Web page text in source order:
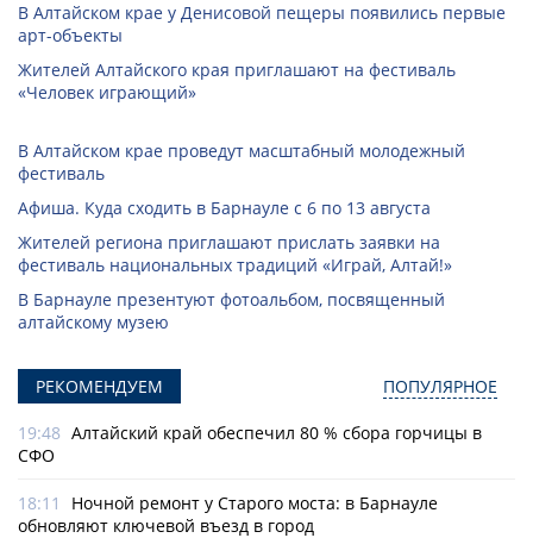
В Алтайском крае у Денисовой пещеры появились первые
арт-объекты
Жителей Алтайского края приглашают на фестиваль
«Человек играющий»
В Алтайском крае проведут масштабный молодежный
фестиваль
Афиша. Куда сходить в Барнауле с 6 по 13 августа
Жителей региона приглашают прислать заявки на
фестиваль национальных традиций «Играй, Алтай!»
В Барнауле презентуют фотоальбом, посвященный
алтайскому музею
РЕКОМЕНДУЕМ ПОПУЛЯРНОЕ
19:48 Алтайский край обеспечил 80 % сбора горчицы в
СФО
18:11
Ночной ремонт у Старого моста: в Барнауле
обновляют ключевой въезд в город